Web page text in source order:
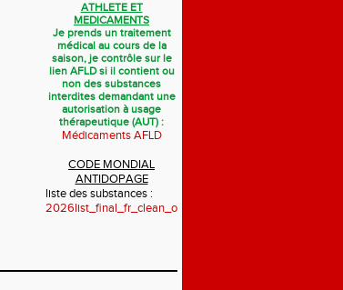
ATHLETE ET
MEDICAMENTS
Je prends un traitement
médical au cours de la
saison, je contrôle sur le
lien AFLD si il contient ou
non des substances
interdites demandant une
autorisation à usage
thérapeutique (AUT) :
Médicaments AFLD
CODE MONDIAL
ANTIDOPAGE
liste des substances :
2026list_final_fr_clean_october_2025.pdf